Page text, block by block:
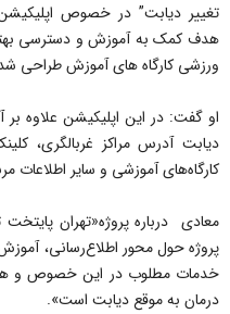
تغییر دیابت” در خصوص اپلیکیشن
هدف کمک به آموزش و دسترسی بهتر
ورزشی کارگاه های آموزش طراحی
او گفت: در این اپلیکیشن علاوه
دیابت آدرس مراکز غربالگری،
کارگاه‌های آموزشی و سایر اطلاعات
معادی درباره پروژه«تهران
پروژه حول محور اطلاع‌رسانی،
خدمات مطلوب در این خصوص و
درمان به موقع دیابت است».